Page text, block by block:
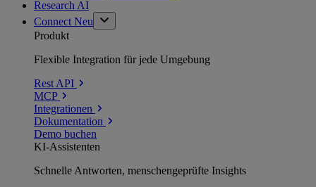
Research AI
Connect Neu
Produkt
Flexible Integration für jede Umgebung
Rest API
MCP
Integrationen
Dokumentation
Demo buchen
KI-Assistenten
Schnelle Antworten, menschengeprüfte Insights